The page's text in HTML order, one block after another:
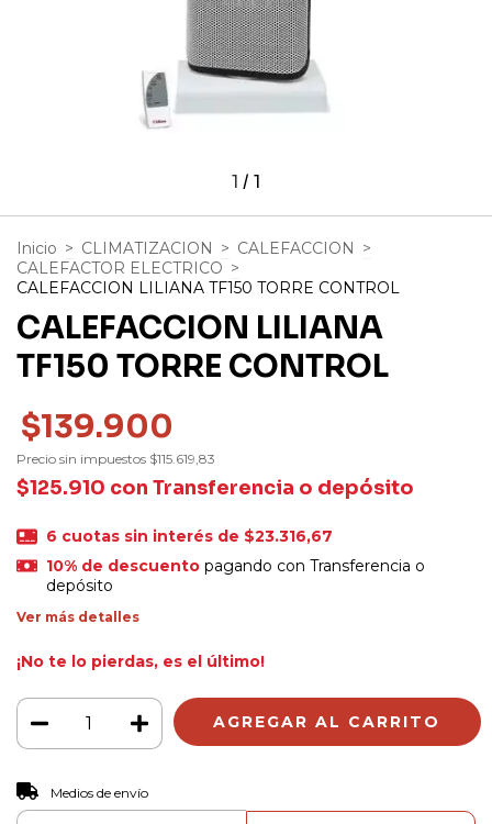
1 / 1
Inicio > CLIMATIZACION > CALEFACCION >
CALEFACTOR ELECTRICO >
CALEFACCION LILIANA TF150 TORRE CONTROL
CALEFACCION LILIANA
TF150 TORRE CONTROL
$139.900
Precio sin impuestos $115.619,83
$125.910 con Transferencia o depósito
6 cuotas sin interés de $23.316,67
10% de descuentopagando con Transferencia o
depósito
Ver más detalles
¡No te lo pierdas, es el último!
Entregas para el CP:
Medios de envío